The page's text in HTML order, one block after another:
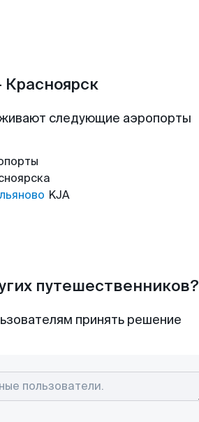
следующие аэропорты
KJA
путешественников?
принять решение